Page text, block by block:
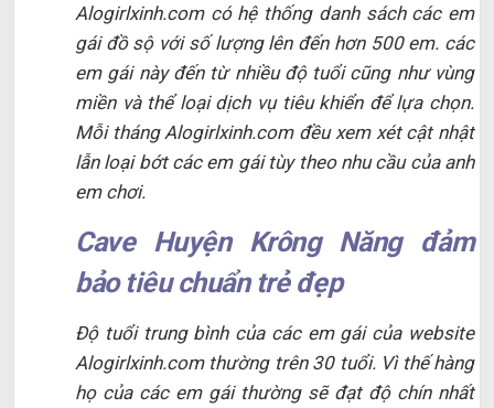
Alogirlxinh.com có hệ thống danh sách các em
gái đồ sộ với số lượng lên đến hơn 500 em. các
em gái này đến từ nhiều độ tuổi cũng như vùng
miền và thể loại dịch vụ tiêu khiển để lựa chọn.
Mỗi tháng Alogirlxinh.com đều xem xét cật nhật
lẫn loại bớt các em gái tùy theo nhu cầu của anh
em chơi.
Cave Huyện Krông Năng đảm
bảo tiêu chuẩn trẻ đẹp
Độ tuổi trung bình của các em gái của website
Alogirlxinh.com thường trên 30 tuổi. Vì thế hàng
họ của các em gái thường sẽ đạt độ chín nhất